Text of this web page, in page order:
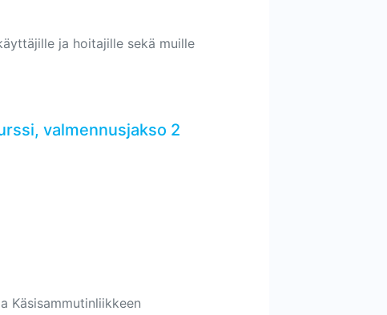
ja hoitajille sekä muille
valmennusjakso 2
Käsisammutinliikkeen